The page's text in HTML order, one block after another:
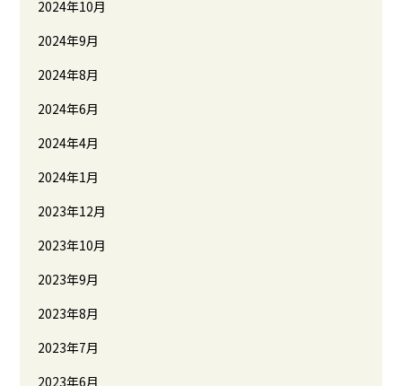
2024年10月
2024年9月
2024年8月
2024年6月
2024年4月
2024年1月
2023年12月
2023年10月
2023年9月
2023年8月
2023年7月
2023年6月